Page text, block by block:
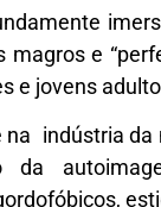
e
e jovens
na indústria da
da